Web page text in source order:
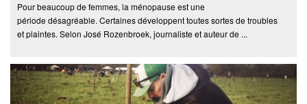
Pour beaucoup de femmes, la ménopause est une
période désagréable. Certaines développent toutes sortes de troubles
et plaintes. Selon José Rozenbroek, journaliste et auteur de ...